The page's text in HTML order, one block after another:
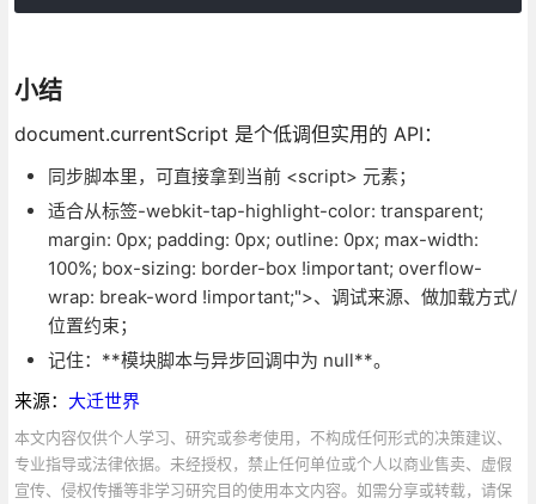
小结
document.currentScript 是个低调但实用的 API：
同步脚本里，可直接拿到当前 <script> 元素；
适合从标签-webkit-tap-highlight-color: transparent;
margin: 0px; padding: 0px; outline: 0px; max-width:
100%; box-sizing: border-box !important; overflow-
wrap: break-word !important;">、调试来源、做加载方式/
位置约束；
记住：**模块脚本与异步回调中为 null**。
来源： 大迁世界
本文内容仅供个人学习、研究或参考使用，不构成任何形式的决策建议、
专业指导或法律依据。未经授权，禁止任何单位或个人以商业售卖、虚假
宣传、侵权传播等非学习研究目的使用本文内容。如需分享或转载，请保